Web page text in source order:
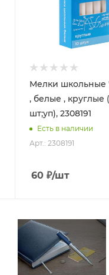
Мелки школьные
, белые , круглые
шт;уп), 2308191
Есть в наличии
Арт.: 2308191
60 ₽/шт